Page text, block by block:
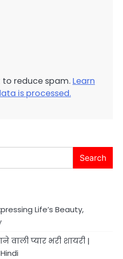
to reduce spam. Learn
is processed.
Search
Life’s Beauty,
वाली प्यार भरी शायरी |